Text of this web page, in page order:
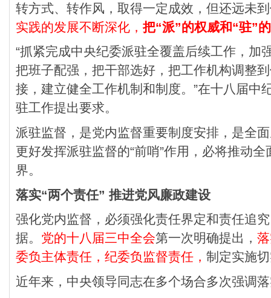
转方式、转作风，取得一定成效，但还远未
实践的发展不断深化，把“派”的权威和“驻”
“抓紧完成中央纪委派驻全覆盖后续工作，加
把班子配强，把干部选好，把工作机构调整
接，建立健全工作机制和制度。”在十八届中
驻工作提出要求。
派驻监督，是党内监督重要制度安排，是全
更好发挥派驻监督的“前哨”作用，必将推动
界。
落实“两个责任” 推进党风廉政建设
强化党内监督，必须强化责任界定和责任追
据。 党的十八届三中全会第一次明确提出，
委负主体责任，纪委负监督责任， 制定实施
近年来，中央领导同志在多个场合多次强调